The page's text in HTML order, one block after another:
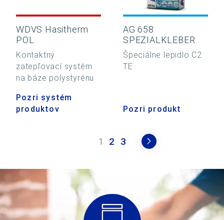
WDVS Hasitherm
POL
Kontaktný
zatepľovací systém
na báze polystyrénu
Pozri systém
produktov
AG 658
SPEZIALKLEBER
Špeciálne lepidlo C2
TE
Pozri produkt
1 2 3